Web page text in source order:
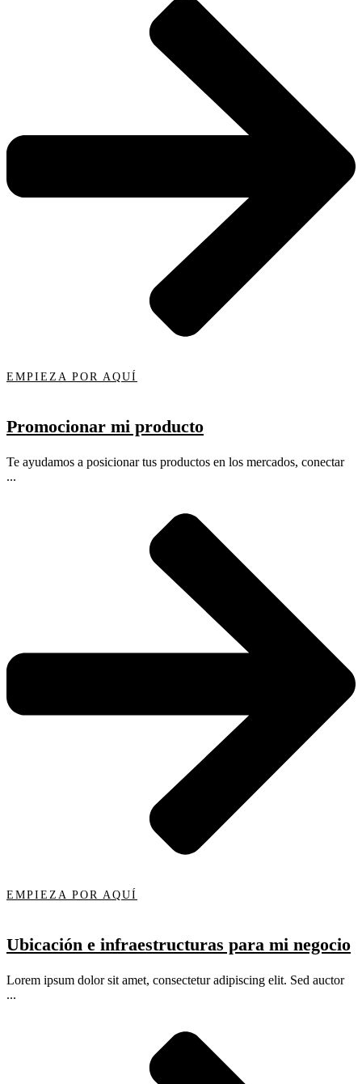
EMPIEZA POR AQUÍ
Promocionar mi producto
Te ayudamos a posicionar tus productos en los mercados, conectar
...
EMPIEZA POR AQUÍ
Ubicación e infraestructuras para mi negocio
Lorem ipsum dolor sit amet, consectetur adipiscing elit. Sed auctor
...